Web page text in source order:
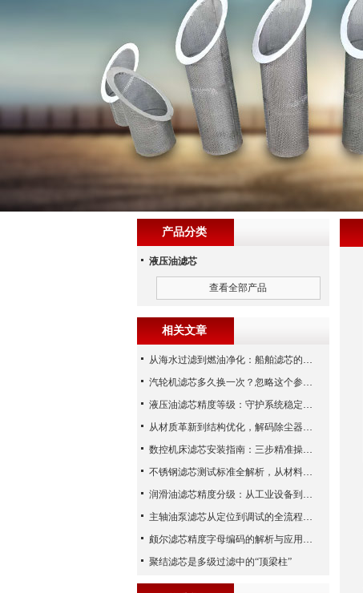
产品分类
液压油滤芯
查看全部产品
相关文章
从海水过滤到燃油净化：船舶滤芯的多场景应用解析
汽轮机滤芯多久换一次？忽略这个参数，机组非停损失可能上百万！
液压油滤芯精度等级：守护系统稳定与寿命的“微米标尺”
从材质革新到结构优化，解码除尘器滤芯性能跃升的核心逻辑
数控机床滤芯安装指南：三步精准操作，杜绝设备“亚健康”
不锈钢滤芯测试标准全解析，从材料性能到应用场景的严苛验证
润滑油滤芯精度分级：从工业设备到精密系统的过滤密码
主轴油泵滤芯从定位到调试的全流程解析
颇尔滤芯精度字母编码的解析与应用指南
聚结滤芯是多级过滤中的“顶梁柱”